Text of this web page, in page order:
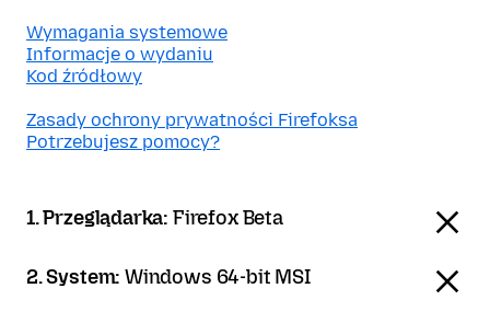
Wymagania systemowe
Informacje o wydaniu
Kod źródłowy
Zasady ochrony prywatności Firefoksa
Potrzebujesz pomocy?
1. Przeglądarka: Firefox Beta
2. System:Windows 64-bit MSI